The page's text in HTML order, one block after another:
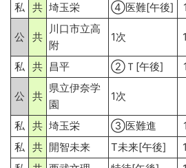
私 共 埼玉栄 ④医難[午後]
公 共
川口市立高
附
1次
私 共 昌平 ②Ｔ[午後]
公 共
県立伊奈学
園
1次
私 共 埼玉栄 ③医難進
私 共 開智未来 T未来[午後]